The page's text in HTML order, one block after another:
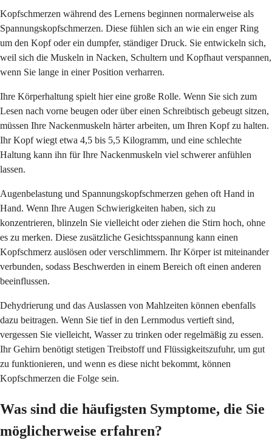
Kopfschmerzen während des Lernens beginnen normalerweise als
Spannungskopfschmerzen. Diese fühlen sich an wie ein enger Ring
um den Kopf oder ein dumpfer, ständiger Druck. Sie entwickeln sich,
weil sich die Muskeln in Nacken, Schultern und Kopfhaut verspannen,
wenn Sie lange in einer Position verharren.
Ihre Körperhaltung spielt hier eine große Rolle. Wenn Sie sich zum
Lesen nach vorne beugen oder über einen Schreibtisch gebeugt sitzen,
müssen Ihre Nackenmuskeln härter arbeiten, um Ihren Kopf zu halten.
Ihr Kopf wiegt etwa 4,5 bis 5,5 Kilogramm, und eine schlechte
Haltung kann ihn für Ihre Nackenmuskeln viel schwerer anfühlen
lassen.
Augenbelastung und Spannungskopfschmerzen gehen oft Hand in
Hand. Wenn Ihre Augen Schwierigkeiten haben, sich zu
konzentrieren, blinzeln Sie vielleicht oder ziehen die Stirn hoch, ohne
es zu merken. Diese zusätzliche Gesichtsspannung kann einen
Kopfschmerz auslösen oder verschlimmern. Ihr Körper ist miteinander
verbunden, sodass Beschwerden in einem Bereich oft einen anderen
beeinflussen.
Dehydrierung und das Auslassen von Mahlzeiten können ebenfalls
dazu beitragen. Wenn Sie tief in den Lernmodus vertieft sind,
vergessen Sie vielleicht, Wasser zu trinken oder regelmäßig zu essen.
Ihr Gehirn benötigt stetigen Treibstoff und Flüssigkeitszufuhr, um gut
zu funktionieren, und wenn es diese nicht bekommt, können
Kopfschmerzen die Folge sein.
Was sind die häufigsten Symptome, die Sie
möglicherweise erfahren?